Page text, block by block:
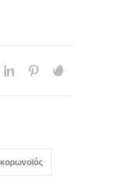
κορωνοϊός